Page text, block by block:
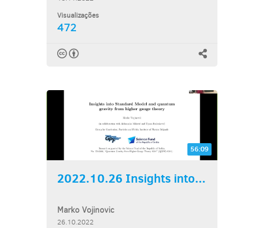
Visualizações
472
56:09
2022.10.26 Insights into...
Marko Vojinovic
26.10.2022